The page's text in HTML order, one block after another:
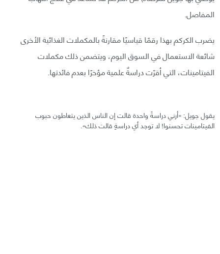
المفاصل.
يضرب الكركم بهذا رقمًا قياسيًا مقارنةً بالمكملات الغذائية الأخرى
شائعة الاستعمال في السوق اليوم، ويتضمن ذلك مكملات
الفيتامينات، التي أقرّت دراسةٌ علمية مؤخرًا بعدم فائدتها.
يقول جويل: «أرني دراسةً واحدة قالت إن الناس الذين يتعاطون حبوب
الفيتامينات تحسنوا! لا توجد أي دراسةٍ قالت ذلك».